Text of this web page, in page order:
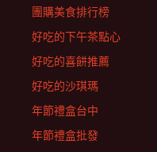
團購美食排行榜
好吃的下午茶點心
好吃的喜餅推薦
好吃的沙琪瑪
年節禮盒台中
年節禮盒批發